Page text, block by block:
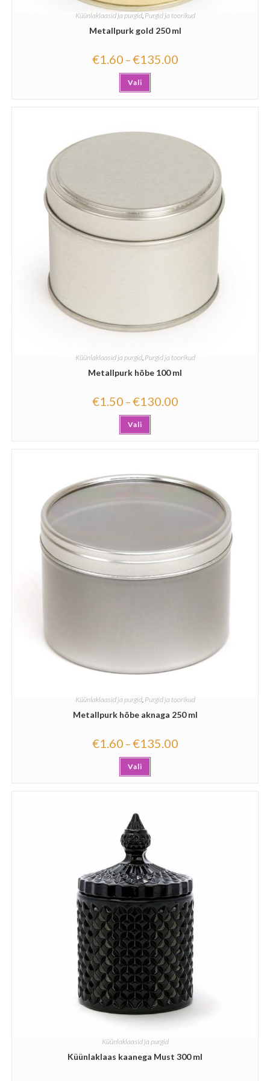
Küünlaklaasid ja purgid, Purgid ja toorikud
Metallpurk gold 250 ml
€1.60 –€135.00
Vali
Küünlaklaasid ja purgid, Purgid ja toorikud
Metallpurk hõbe 100 ml
€1.50 –€130.00
Vali
Küünlaklaasid ja purgid, Purgid ja toorikud
Metallpurk hõbe aknaga 250 ml
€1.60 –€135.00
Vali
Küünlaklaasid ja purgid
Küünlaklaas kaanega Must 300 ml